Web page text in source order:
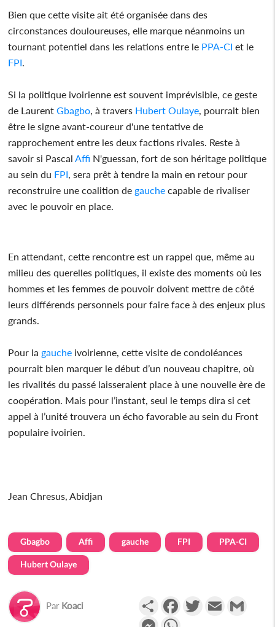
Bien que cette visite ait été organisée dans des
circonstances douloureuses, elle marque néanmoins un
tournant potentiel dans les relations entre le PPA-CI et le
FPI
Si la politique ivoirienne est souvent imprévisible, ce geste
de LaurentGbagbo , à travers Hubert Oulaye , pourrait bien
être le signe avant-coureur d'une tentative de
rapprochement entre les deux factions rivales. Reste à
savoir si Pascal Affi N'guessan, fort de son héritage politique
au sein du FPI , sera prêt à tendre la main en retour pour
reconstruire une coalition de gauche capable de rivaliser
avec le pouvoir en place.
En attendant, cette rencontre est un rappel que, même au
milieu des querelles politiques, il existe des moments où les
hommes et les femmes de pouvoir doivent mettre de côté
leurs différends personnels pour faire face à des enjeux plus
grands.
Pour la gauche ivoirienne, cette visite de condoléances
pourrait bien marquer le début d’un nouveau chapitre, où
les rivalités du passé laisseraient place à une nouvelle ère de
coopération. Mais pour l’instant, seul le temps dira si cet
appel à l’unité trouvera un écho favorable au sein du Front
populaire ivoirien.
Jean Chresus, Abidjan
Gbagbo Affi gauche FPI PPA-CI
Hubert Oulaye
Par Koaci PartagerFacebookTwitterEmail
Messenger